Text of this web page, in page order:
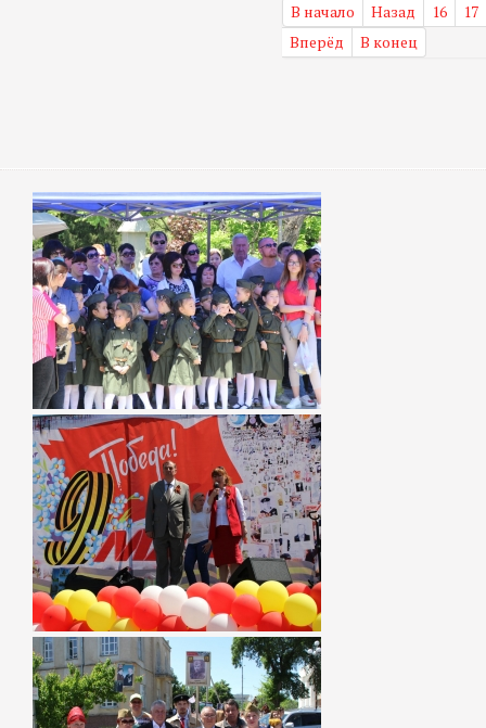
В начало Назад 16
17
Вперёд
В конец